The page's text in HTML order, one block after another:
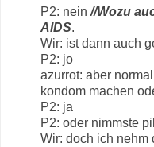
P2: nein //Wozu
AIDS.
Wir: ist dann auch
P2: jo
azurrot: aber
kondom machen
P2: ja
P2: oder nimmste
Wir: doch ich nehm